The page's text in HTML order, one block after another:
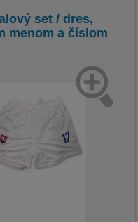
set / dres,
menom a číslom